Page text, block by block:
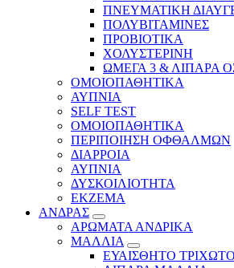
ΠΝΕΥΜΑΤΙΚΗ
ΠΟΛΥΒΙΤΑΜΙΝΕΣ
ΠΡΟΒΙΟΤΙΚΑ
ΧΟΛΥΣΤΕΡΙΝΗ
ΩΜΕΓΑ 3 & ΛΙΠΑΡΑ
ΟΜΟΙΟΠΑΘΗΤΙΚΑ
ΑΥΠΝΙΑ
SELF TEST
ΟΜΟΙΟΠΑΘΗΤΙΚΑ
ΠΕΡΙΠΟΙΗΣΗ ΟΦΘΑΛΜΩΝ
ΔΙΑΡΡΟΙΑ
ΑΥΠΝΙΑ
ΔΥΣΚΟΙΛΙΟΤΗΤΑ
ΕΚΖΕΜΑ
ΑΝΔΡΑΣ
ΑΡΩΜΑΤΑ ΑΝΔΡΙΚΑ
ΜΑΛΛΙΑ
ΕΥΑΙΣΘΗΤΟ ΤΡΙΧΩΤΟ